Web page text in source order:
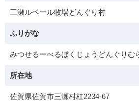
三瀬ルベール牧場どんぐり村
ふりがな
みつせるーべるぼくじょうどんぐりむ
所在地
佐賀県佐賀市三瀬村杠2234-67